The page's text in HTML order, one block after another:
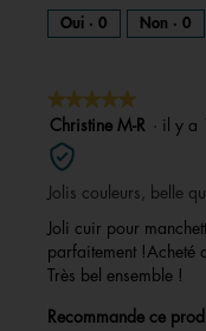
Oui · 0 Non · 0
★★★★★
★★★★★
5
sur
5
étoiles.
Christine M-R · il y a
Jolis couleurs, belle
Joli cuir pour
parfaitement !Acheté
Très bel ensemble !
Recommande ce